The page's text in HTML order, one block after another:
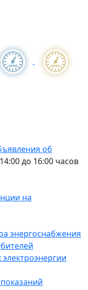
об
до 16:00 часов
на
энергоснабжения